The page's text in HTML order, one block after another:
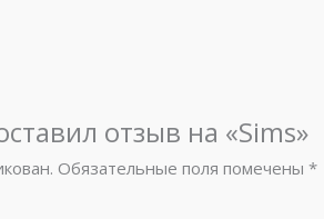
отзыв на «Sims»
Обязательные поля помечены *